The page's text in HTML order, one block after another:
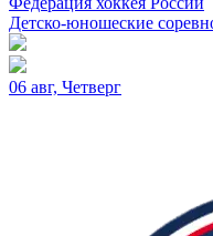
Детско-юношеские
06 авг, Четверг